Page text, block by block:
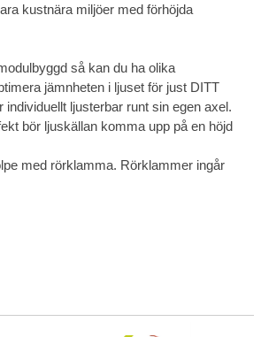
kustnära miljöer med förhöjda
så kan du ha olika
jämnheten i ljuset för just DITT
individuellt ljusterbar runt sin egen axel.
bör ljuskällan komma upp på en höjd
med rörklamma. Rörklammer ingår